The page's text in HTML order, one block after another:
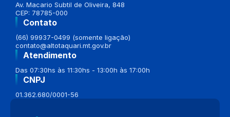
Av. Macario Subtil de Oliveira, 848
CEP: 78785-000
Contato
(66) 99937-0499 (somente ligação)
contato@altotaquari.mt.gov.br
Atendimento
Das 07:30hs às 11:30hs - 13:00h às 17:00h
CNPJ
01.362.680/0001-56